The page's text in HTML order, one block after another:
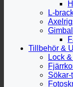
L-
Tillbehör &
Lock